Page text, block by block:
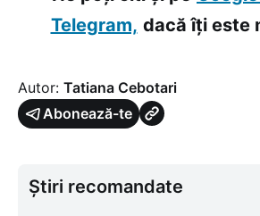
Telegram, dacă îți este
Autor: Tatiana Cebotari
Abonează-te
Știri recomandate